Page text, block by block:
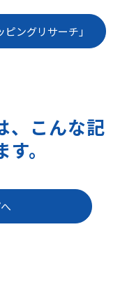
ングリサーチ」
、こんな記
。